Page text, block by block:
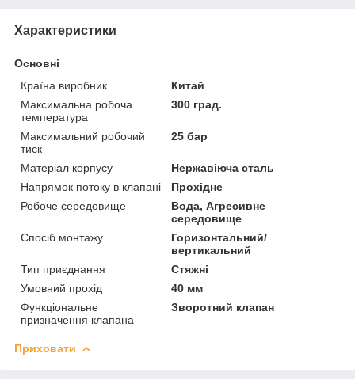
Характеристики
Основні
Країна виробник
Китай
Максимальна робоча
температура
300 град.
Максимальний робочий
тиск
25 бар
Матеріал корпусу
Нержавіюча сталь
Напрямок потоку в клапані
Прохідне
Робоче середовище
Вода, Агресивне
середовище
Спосіб монтажу
Горизонтальний/
вертикальний
Тип приєднання
Стяжні
Умовний прохід
40 мм
Функціональне
призначення клапана
Зворотний клапан
Приховати